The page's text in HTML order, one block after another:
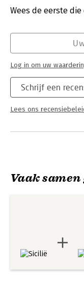
Verschijningsdatum:
Wees de eerste
Schrijf een
Lees ons
Log in om uw
Vaak